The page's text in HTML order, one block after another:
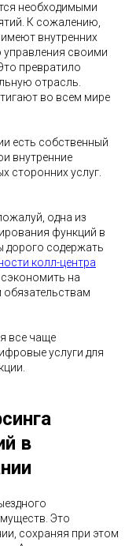
необходимыми
К сожалению,
внутренних
своими
превратило
отрасль.
во всем мире
есть собственный
внутренние
услуг.
одна из
функций в
дорого содержать
колл-центра
на
все чаще
услуги для
в
Это
сохраняя при этом